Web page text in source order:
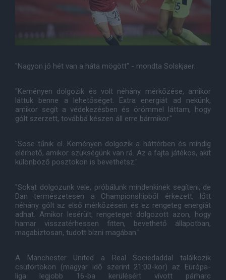
"Nagyon jó hét van a háta mögött" - mondta Solskjaer.
"Keményen dolgozik és volt néhány mérkőzése, amikor
láttuk benne a lehetőséget. Extra energiát ad nekünk,
amikor segít a védekezésben és örömmel láttam, hogy
gólt szerzett, továbbá készen áll erre bármikor."
"Sose tűnik el. Keményen dolgozik a háttérben és mindig
elérhető, amikor szükségünk van rá. Az a fajta játékos, akit
különböző posztokon is bevethetsz."
"Sokat dolgozunk vele, próbálunk mindenkinek segíteni, de
Dan természetesen a Championshipből érkezett, lőtt
néhány gólt az első mérkőzésein és ez rengeteg energiát
adhat. Amikor lesérült, rengeteget dolgozott azon, hogy
hamar visszatérhessen fitten, bevethető állapotban,
magabiztosan, tudott bízni magában."
A Manchester United a Real Sociedaddal találkozik
csütörtökön (magyar idő szerint 21:00-kor) az Európa-
liga legjobb 16-ba kerülésért vívott párharc